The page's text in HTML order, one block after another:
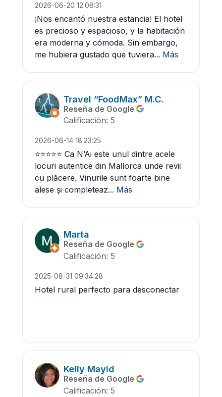
2026-06-20 12:08:31
¡Nos encantó nuestra estancia! El hotel
es precioso y espacioso, y la habitación
era moderna y cómoda. Sin embargo,
me hubiera gustado que tuviera... Más
Travel “FoodMax” M.C.
Reseña de Google
Calificación: 5
2026-06-14 18:23:25
⭐⭐⭐⭐⭐ Ca N’Ai este unul dintre acele
locuri autentice din Mallorca unde revii
cu plăcere. Vinurile sunt foarte bine
alese și completeaz... Más
Marta
Reseña de Google
Calificación: 5
2025-08-31 09:34:28
Hotel rural perfecto para desconectar
Kelly Mayid
Reseña de Google
Calificación: 5